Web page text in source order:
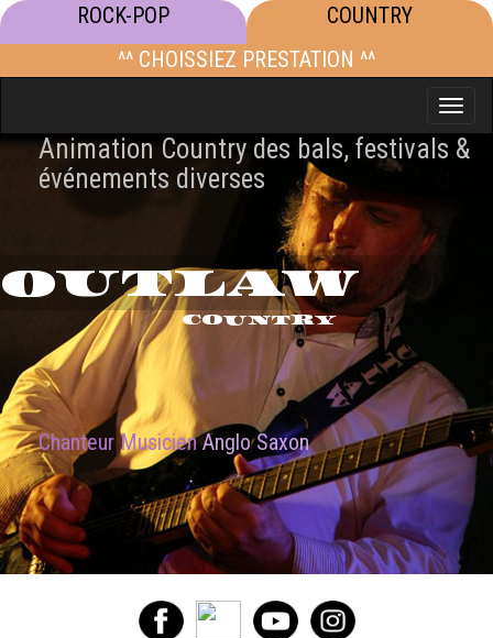
ROCK-POP
COUNTRY
^^ CHOISSIEZ PRESTATION ^^
Toggle
Animation Country des bals, festivals &
événements diverses
OUTLAW
COUNTRY
Chanteur MusicienAnglo Saxon